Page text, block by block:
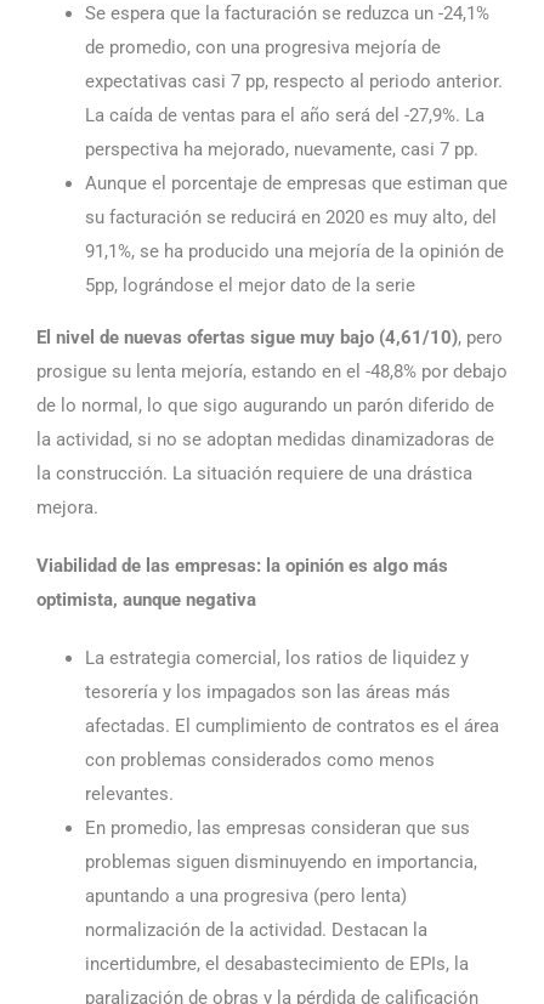
Se espera que la facturación se reduzca un -24,1%
de promedio, con una progresiva mejoría de
expectativas casi 7 pp, respecto al periodo anterior.
La caída de ventas para el año será del -27,9%. La
perspectiva ha mejorado, nuevamente, casi 7 pp.
Aunque el porcentaje de empresas que estiman que
su facturación se reducirá en 2020 es muy alto, del
91,1%, se ha producido una mejoría de la opinión de
5pp, lográndose el mejor dato de la serie
El nivel de nuevas ofertas sigue muy bajo (4,61/10), pero
prosigue su lenta mejoría, estando en el -48,8% por debajo
de lo normal, lo que sigo augurando un parón diferido de
la actividad, si no se adoptan medidas dinamizadoras de
la construcción. La situación requiere de una drástica
mejora.
Viabilidad de las empresas: la opinión es algo más
optimista, aunque negativa
La estrategia comercial, los ratios de liquidez y
tesorería y los impagados son las áreas más
afectadas. El cumplimiento de contratos es el área
con problemas considerados como menos
relevantes.
En promedio, las empresas consideran que sus
problemas siguen disminuyendo en importancia,
apuntando a una progresiva (pero lenta)
normalización de la actividad. Destacan la
incertidumbre, el desabastecimiento de EPIs, la
paralización de obras y la pérdida de calificación